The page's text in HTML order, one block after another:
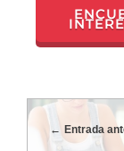
Entrada